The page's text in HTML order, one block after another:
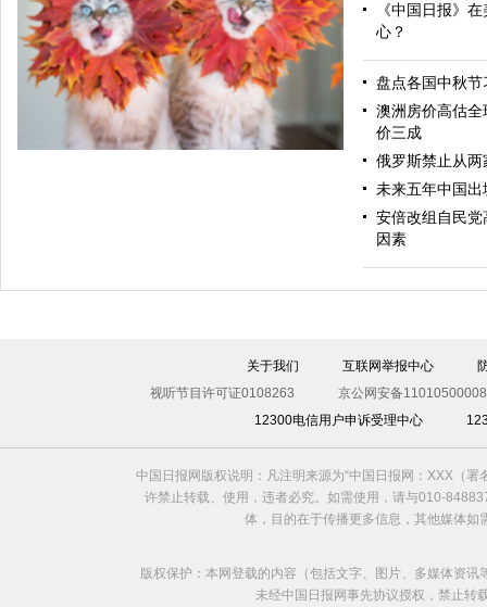
圣诞老人的烦恼
百变猫咪扮圣诞驯鹿和狮子 蹿红网络获10万粉丝追捧
《中国日报》
心？
盘点各国中秋节
澳洲房价高估
价三成
俄罗斯禁止从
未来五年中国
安倍改组自民
因素
关于我们 互联网举报中心
视听节目许可证0108263
京公网安备
12300电信用户申诉受理中心
中国日报网版权说明：凡注明来源为“中国日报网：XXX（
许禁止转载、使用，违者必究。如需使用，请与010-
体，目的在于传播更多信息，其他媒体
版权保护：本网登载的内容（包括文字、图片、多媒体资
未经中国日报网事先协议授权，禁止转